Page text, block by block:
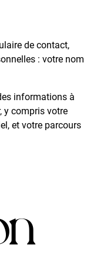
de contact,
: votre nom
informations à
y compris votre
et votre parcours